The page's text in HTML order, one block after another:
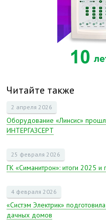
Читайте также
2 апреля 2026
Оборудование «Линсис»
ИНТЕРГАЗСЕРТ
25 февраля 2026
ГК «Симанитрон»: итоги 2025 и
4 февраля 2026
«Систэм Электрик»
дачных домов